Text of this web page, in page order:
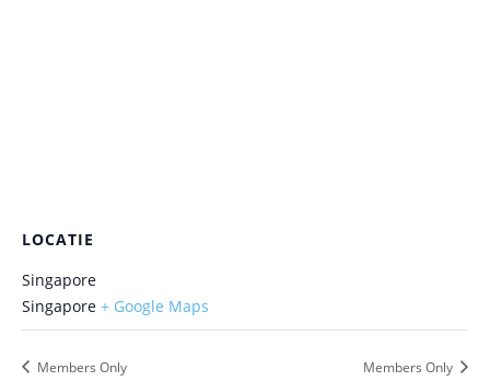
LOCATIE
Singapore
Singapore + Google Maps
Members Only Members Only